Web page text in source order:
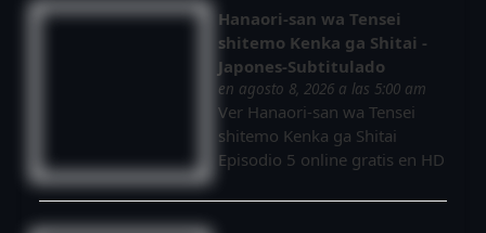
Hanaori-san wa Tensei
shitemo Kenka ga Shitai -
Japones-Subtitulado
en agosto 8, 2026 a las 5:00 am
Ver Hanaori-san wa Tensei
shitemo Kenka ga Shitai
Episodio 5 online gratis en HD